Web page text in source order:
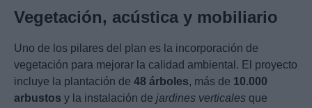
Vegetación, acústica y mobiliario
Uno de los pilares del plan es la incorporación de
vegetación para mejorar la calidad ambiental. El proyecto
incluye la plantación de 48 árboles, más de 10.000
arbustos y la instalación de jardines verticales que